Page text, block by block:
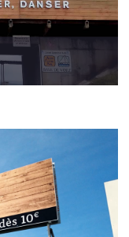
entreprise avec une